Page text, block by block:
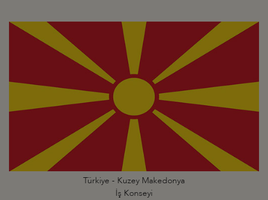
Türkiye - Kuzey Makedonya
İş Konseyi